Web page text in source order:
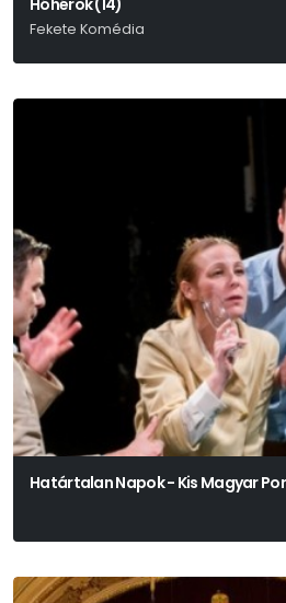
Fekete Komédia
Határtalan Napok - Kis Magyar